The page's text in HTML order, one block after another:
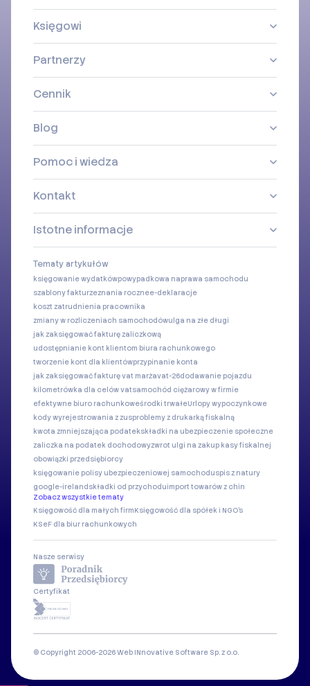
Księgowi
Partnerzy
Cennik
Blog
Pomoc i wiedza
Kontakt
Istotne informacje
Tematy artykułów
księgowanie wydatkówpowypadkowa naprawa samochodu
szablony fakturzeznania rocznee-deklaracje
koszt zatrudnienia pracownika
zmiany w rozliczeniach samochodówulga na złe długi
jak zaksięgować fakturę zaliczkową
udostępnianie kont klientom biura rachunkowego
tworzenie kont dla klientówprzypinanie konta
jak zaksięgować fakturę vat marżavat-26dodawanie pojazdu
kilometrówka dla celów vatsamochód ciężarowy w firmie
efektywne biuro rachunkoweśrodki trwałeUrlopy wypoczynkowe
kody wyrejestrowania z zusproblemy z drukarką fiskalną
kwota zmniejszająca podatekskładki na ubezpieczenie społeczne
zaliczka na podatek dochodowyzwrot ulgi na zakup kasy fiskalnej
obowiązki przedsiębiorcy
księgowanie polisy ubezpieczeniowej samochoduspis z natury
google-irelandskładki od przychoduimport towarów z chin
Zobacz wszystkie tematy
Księgowość dla małych firmKsięgowość dla spółek i NGO's
KSeF dla biur rachunkowych
Nasze serwisy
Certyfikat
© Copyright 2006-2026 Web INnovative Software Sp. z o.o.